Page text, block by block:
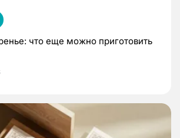
что еще можно приготовить